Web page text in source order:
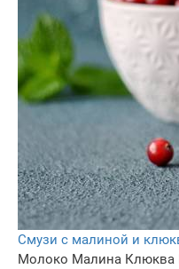
Смузи с малиной и
Молоко Малина Клюква